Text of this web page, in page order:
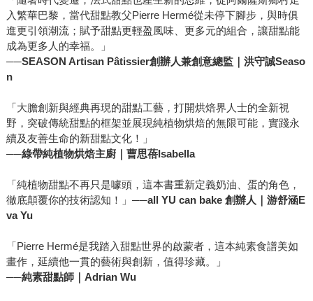
入繁華巴黎，當代甜點教父Pierre Hermé從未停下腳步，與時俱
進更引領潮流；賦予甜點更輕盈風味、更多元的組合，讓甜點能
成為更多人的幸福。」
──SEASON Artisan Pâtissier創辦人兼創意總監｜洪守誠Seaso
n
「大膽創新與經典再現的甜點工藝，打開烘焙界人士的全新視
野，突破傳統甜點的框架並展現純植物烘焙的無限可能，實踐永
續及友善生命的新甜點文化！」
──綠帶純植物烘焙主廚｜曹思蓓Isabella
「純植物甜點不再只是噱頭，這本書重新定義奶油、蛋的角色，
徹底顛覆你的技術認知！」 ──all YU can bake 創辦人｜游舒涵E
va Yu
「Pierre Hermé是我踏入甜點世界的啟蒙者，這本純素食譜美如
畫作，延續他一貫的藝術與創新，值得珍藏。」
──純素甜點師｜Adrian Wu